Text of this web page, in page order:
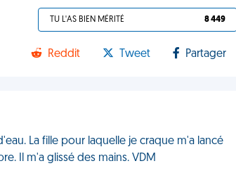
TU L'AS BIEN MÉRITÉ 8 449
Reddit Tweet Partager
La fille pour laquelle je craque m'a lancé
Il m'a glissé des mains. VDM